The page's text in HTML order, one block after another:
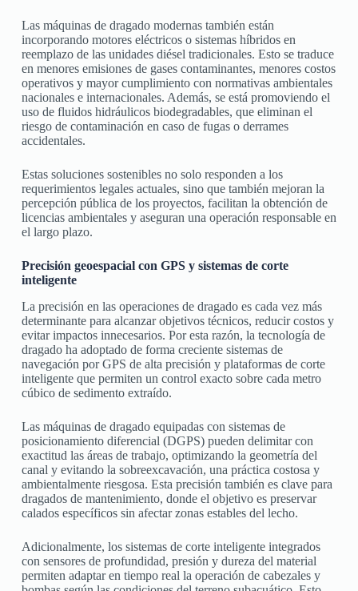
Las máquinas de dragado modernas también están
incorporando motores eléctricos o sistemas híbridos en
reemplazo de las unidades diésel tradicionales. Esto se traduce
en menores emisiones de gases contaminantes, menores costos
operativos y mayor cumplimiento con normativas ambientales
nacionales e internacionales. Además, se está promoviendo el
uso de fluidos hidráulicos biodegradables, que eliminan el
riesgo de contaminación en caso de fugas o derrames
accidentales.
Estas soluciones sostenibles no solo responden a los
requerimientos legales actuales, sino que también mejoran la
percepción pública de los proyectos, facilitan la obtención de
licencias ambientales y aseguran una operación responsable en
el largo plazo.
Precisión geoespacial con GPS y sistemas de corte
inteligente
La precisión en las operaciones de dragado es cada vez más
determinante para alcanzar objetivos técnicos, reducir costos y
evitar impactos innecesarios. Por esta razón, la tecnología de
dragado ha adoptado de forma creciente sistemas de
navegación por GPS de alta precisión y plataformas de corte
inteligente que permiten un control exacto sobre cada metro
cúbico de sedimento extraído.
Las máquinas de dragado equipadas con sistemas de
posicionamiento diferencial (DGPS) pueden delimitar con
exactitud las áreas de trabajo, optimizando la geometría del
canal y evitando la sobreexcavación, una práctica costosa y
ambientalmente riesgosa. Esta precisión también es clave para
dragados de mantenimiento, donde el objetivo es preservar
calados específicos sin afectar zonas estables del lecho.
Adicionalmente, los sistemas de corte inteligente integrados
con sensores de profundidad, presión y dureza del material
permiten adaptar en tiempo real la operación de cabezales y